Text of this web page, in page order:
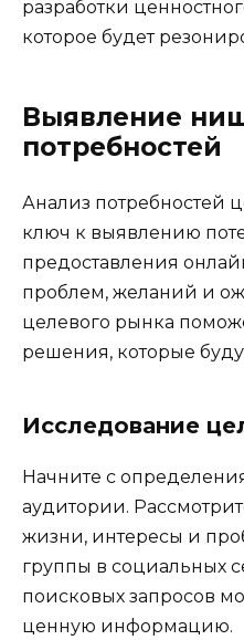
разработки
которое будет
Выявление
потребностей
Анализ потребностей
ключ к выявлению
предоставления
проблем, желаний и
целевого рынка
решения, которые
Исследование
Начните с
аудитории.
жизни, интересы и
группы в социальных
поисковых запросов
ценную информацию.